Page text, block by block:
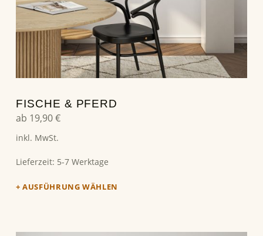
FISCHE & PFERD
ab 19,90€
inkl. MwSt.
Lieferzeit: 5-7 Werktage
AUSFÜHRUNG WÄHLEN